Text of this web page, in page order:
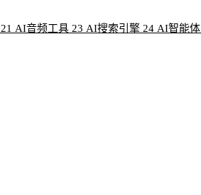
21 AI音频工具 23 AI搜索引擎 24 AI智能体